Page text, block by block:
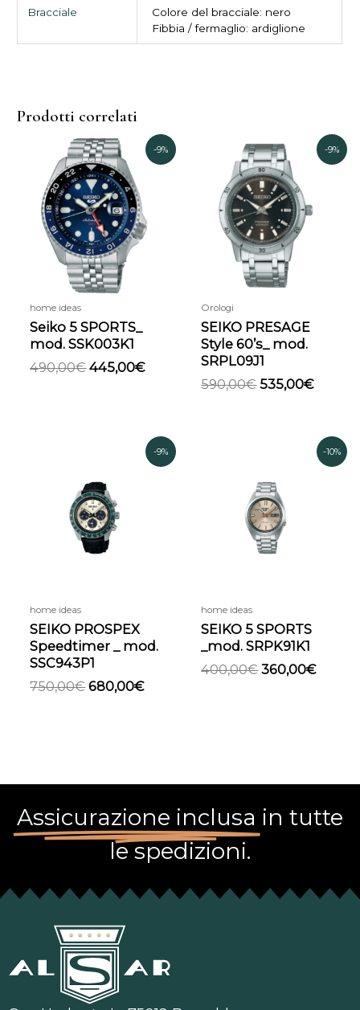
Bracciale
Colore del bracciale: nero
Fibbia / fermaglio: ardiglione
Prodotti correlati
-9%
home ideas
Seiko 5 SPORTS_
mod. SSK003K1
490,00€
Il
prezzo
originale
era:
490,00€.
445,00€
Il
prezzo
-9%
Orologi
SEIKO PRESAGE
Style 60’s_ mod.
SRPL09J1
590,00€
Il
prezzo
originale
era:
590,00€.
535,00€
Il
prezzo
-9%
home ideas
SEIKO PROSPEX
Speedtimer _ mod.
SSC943P1
750,00€
originale
era:
750,00€.
680,00€
Il
prezzo
-10%
home ideas
SEIKO 5 SPORTS
_mod. SRPK91K1
400,00€
originale
era:
400,00€.
360,00€
Il
Assicurazione inclusa in tutte
le spedizioni.